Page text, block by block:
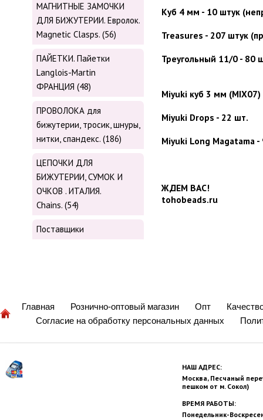
МАГНИТНЫЕ ЗАМОЧКИ
ДЛЯ БИЖУТЕРИИ. Евролок.
Magnetic Сlasps. (56)
ПАЙЕТКИ. Пайетки
Langlois-Martin
ФРАНЦИЯ (48)
ПРОВОЛОКА для
бижутерии, тросик, шнуры,
нитки, cпандекс. (186)
ЦЕПОЧКИ ДЛЯ
БИЖУТЕРИИ, СУМОК И
ОЧКОВ . ИТАЛИЯ.
Chains. (54)
Поставщики
Куб 4 мм - 10 штук
Treasures - 207 штук
Треугольный 11/0 - 80
Miyuki куб 3 мм
Miyuki Drops - 22 шт.
Miyuki Long Magatama
ЖДЕМ ВАС!
tohobeads.ru
Главная Рознично-оптовый магазин Опт
Согласие на обработку персональных данных
НАШ АДРЕС:
Москва, Песчаный
пешком от м. Сокол)
ВРЕМЯ РАБОТЫ:
Понедельник-